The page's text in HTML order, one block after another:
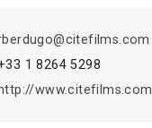
1 8264 5298
http://www.citefilms.com